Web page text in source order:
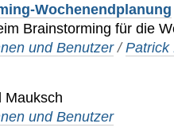
Wochenendplanung
Brainstorming für die
und Benutzer /Patrick
Mauksch
und Benutzer